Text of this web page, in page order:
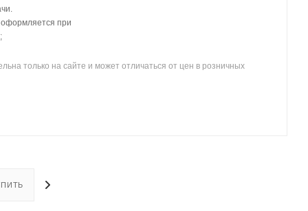
оформляется при
только на сайте и может отличаться от цен в розничных